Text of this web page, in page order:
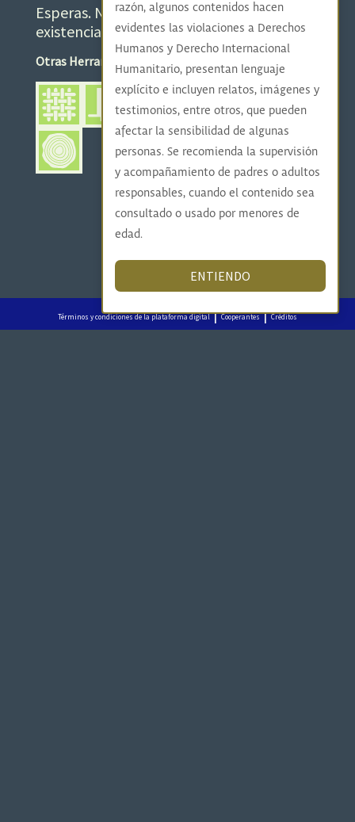
Esperas. Naturalezas. Resistencias. Re-
existencias.
Otras Herramientas Pedagógicas de esta categoría:
Términos y condiciones de la plataforma digital|Cooperantes|Créditos
razón, algunos contenidos hacen
evidentes las violaciones a Derechos
Humanos y Derecho Internacional
Humanitario, presentan lenguaje
explícito e incluyen relatos, imágenes y
testimonios, entre otros, que pueden
afectar la sensibilidad de algunas
personas. Se recomienda la supervisión
y acompañamiento de padres o adultos
responsables, cuando el contenido sea
consultado o usado por menores de
edad.
ENTIENDO